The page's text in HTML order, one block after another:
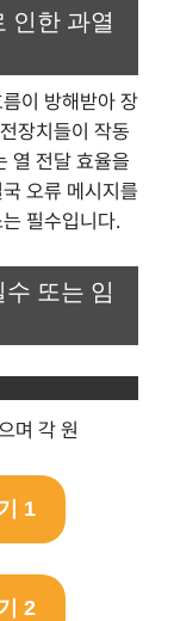
인한 과열
이 방해받아 장
장치들이 작동
열 전달 효율을
오류 메시지를
필수입니다.
또는 임
며 각 원
1
2